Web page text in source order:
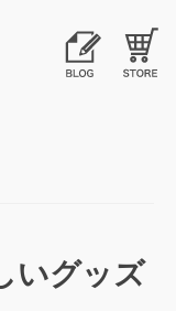
いグッズ